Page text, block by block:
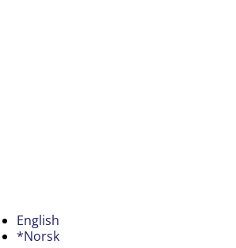
English
*Norsk